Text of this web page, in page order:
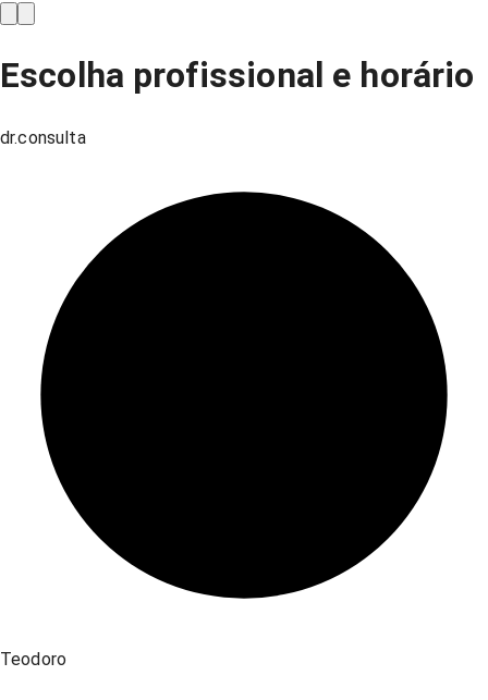
Escolha profissional e horário
dr.consulta
Teodoro